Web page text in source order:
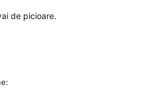
de picioare.